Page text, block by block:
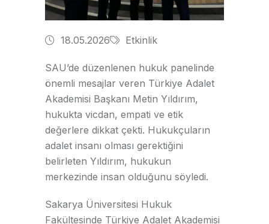
18.05.2026 Etkinlik
SAU’de düzenlenen hukuk panelinde
önemli mesajlar veren Türkiye Adalet
Akademisi Başkanı Metin Yıldırım,
hukukta vicdan, empati ve etik
değerlere dikkat çekti. Hukukçuların
adalet insanı olması gerektiğini
belirleten Yıldırım, hukukun
merkezinde insan olduğunu söyledi.
Sakarya Üniversitesi Hukuk
Fakültesinde Türkiye Adalet Akademisi